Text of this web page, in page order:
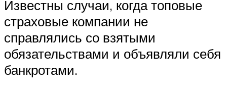
Известны случаи, когда топовые
страховые компании не
справлялись со взятыми
обязательствами и объявляли себя
банкротами.